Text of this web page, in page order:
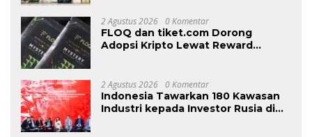
2 Agustus 2026 0 Komentar
FLOQ dan tiket.com Dorong
Adopsi Kripto Lewat Reward
2 Agustus 2026 0 Komentar
Indonesia Tawarkan 180 Kawasan
Industri kepada Investor Rusia di